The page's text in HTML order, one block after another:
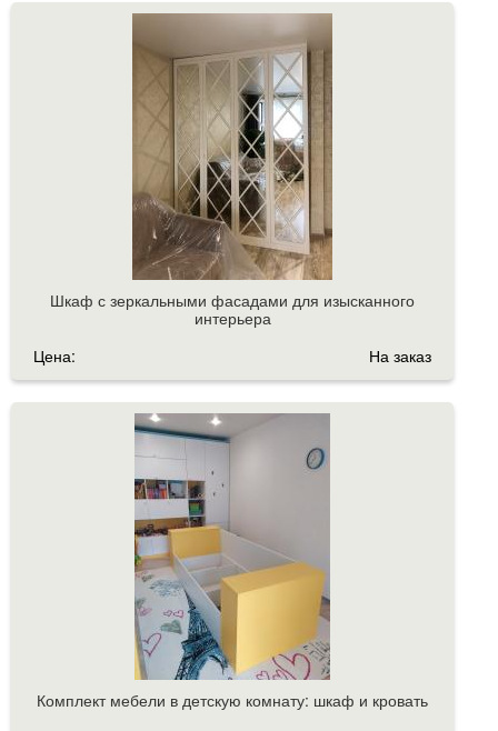
Шкаф с зеркальными фасадами для изысканного
интерьера
Цена:
На заказ
Комплект мебели в детскую комнату: шкаф и кровать